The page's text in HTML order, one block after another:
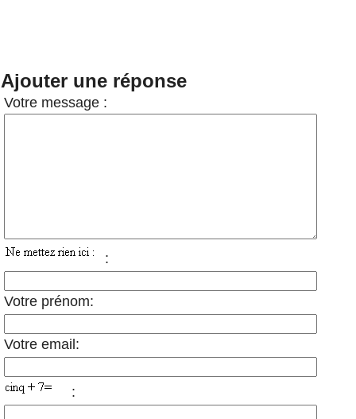
Ajouter une réponse
Votre message :
:
Votre prénom:
Votre email:
: